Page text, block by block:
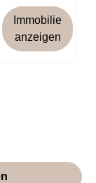
Immobilie
anzeigen